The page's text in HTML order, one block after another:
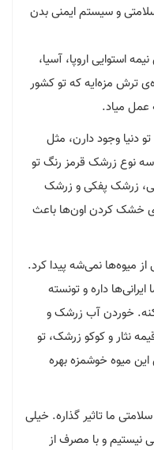
و سیستم ایمنی بدن
استوایی اروپا، آسیا،
ترش مزه‌ایه که تو کشور
عمل میاد.
دنیا وجود دارن، مثل
نوع زرشک قرمز رنگ تو
زرشک پفکی و زرشک
خشک کردن اون‌ها باعث
میوه‌ها نمی‌شه پیدا کرد.
داره و تونسته
خوردن آب زرشک و
نثار و کوکو زرشک، تو
میوه خوشمزه بهره
ما تاثیر گذاره. خیلی
و با مصرف از